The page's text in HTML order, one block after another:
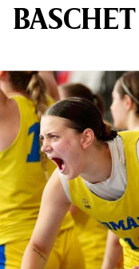
BASCHET